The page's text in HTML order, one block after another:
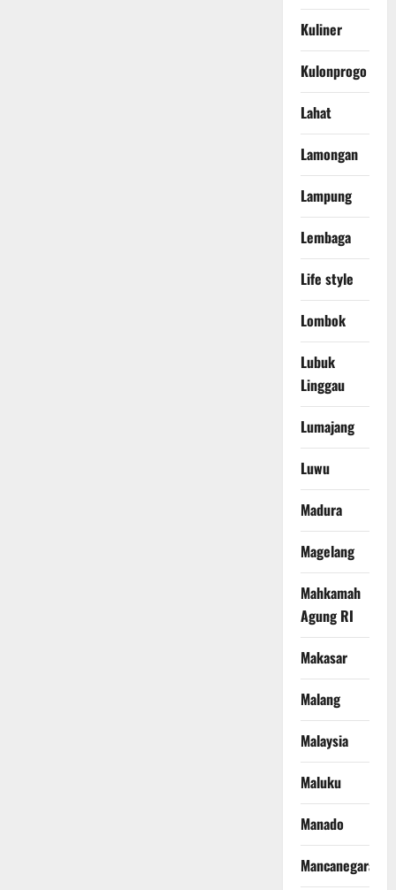
Kuliner
Kulonprogo
Lahat
Lamongan
Lampung
Lembaga
Life style
Lombok
Lubuk
Linggau
Lumajang
Luwu
Madura
Magelang
Mahkamah
Agung RI
Makasar
Malang
Malaysia
Maluku
Manado
Mancanegara